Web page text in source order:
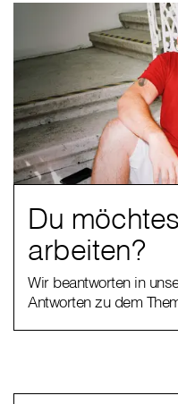
Du
arbeiten?
Wir beantworten in
Antworten zu dem